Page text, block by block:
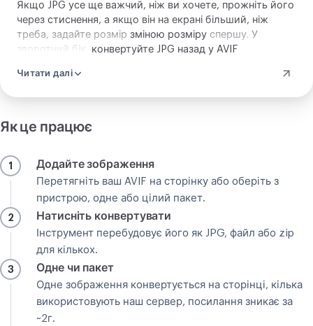
Якщо JPG усе ще важчий, ніж ви хочете, прожніть його
через стиснення, а якщо він на екрані більший, ніж
треба, задайте розмір зміною розміру спершу. У
зворотний бік, конвертуйте JPG назад у AVIF
Читати далі
Як це працює
1 Додайте зображення
Перетягніть ваш AVIF на сторінку або оберіть з
пристрою, одне або цілий пакет.
2 Натисніть конвертувати
Інструмент перебудовує його як JPG, файл або zip
для кількох.
3 Одне чи пакет
Одне зображення конвертується на сторінці, кілька
використовують наш сервер, посилання зникає за
~2г.